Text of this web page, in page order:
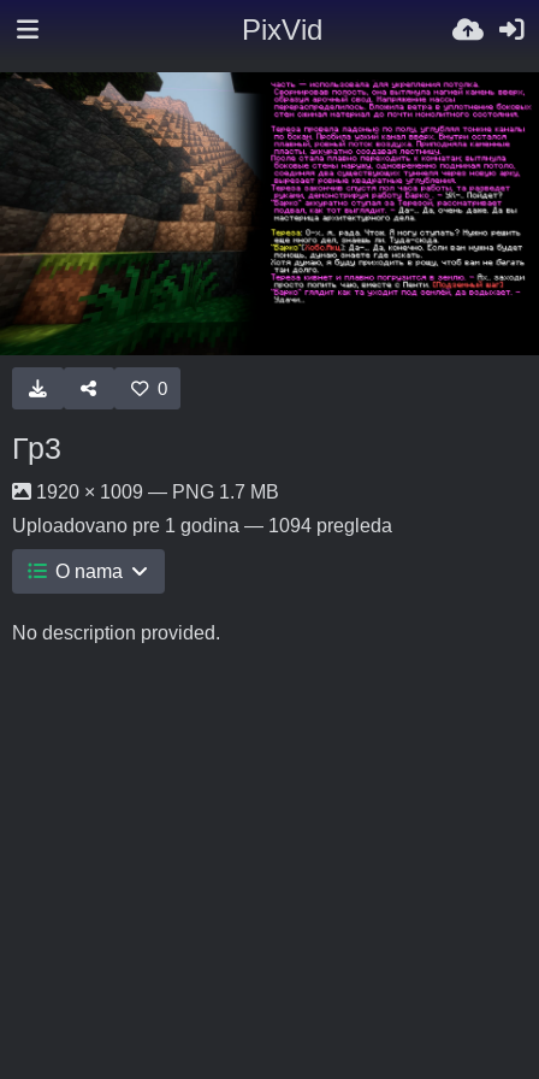
PixVid
0
Гр3
1920 × 1009 — PNG 1.7 MB
Uploadovano pre 1 godina — 1094 pregleda
O nama
No description provided.